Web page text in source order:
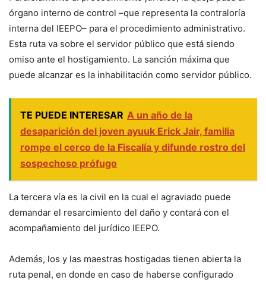
órgano interno de control –que representa la contraloría
interna del IEEPO– para el procedimiento administrativo.
Esta ruta va sobre el servidor público que está siendo
omiso ante el hostigamiento. La sanción máxima que
puede alcanzar es la inhabilitación como servidor público.
TE PUEDE INTERESAR A un año de la
desaparición del joven ayuuk Erick Jair, familia
rompe el cerco de la Fiscalía y difunde rostro del
sospechoso prófugo
La tercera vía es la civil en la cual el agraviado puede
demandar el resarcimiento del daño y contará con el
acompañamiento del jurídico IEEPO.
Además, los y las maestras hostigadas tienen abierta la
ruta penal, en donde en caso de haberse configurado